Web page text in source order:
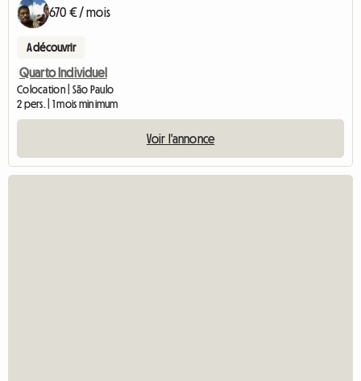
670 € / mois
A découvrir
Quarto Individuel
Colocation | São Paulo
2 pers. | 1 mois minimum
Voir l'annonce